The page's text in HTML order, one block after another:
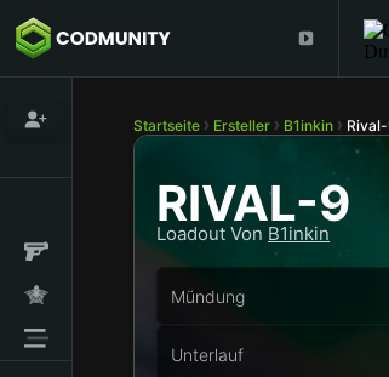
Startseite Ersteller B1inkin
RIVAL-9
Loadout Von B1inkin
Mündung
Unterlauf